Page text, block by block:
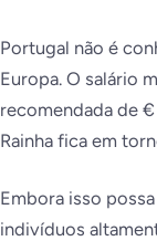
Portugal não é
Europa. O salário
recomendada de
Rainha fica em
Embora isso
indivíduos